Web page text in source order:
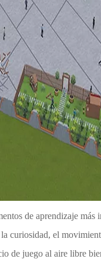
de aprendizaje más
curiosidad, el
de juego al aire libre